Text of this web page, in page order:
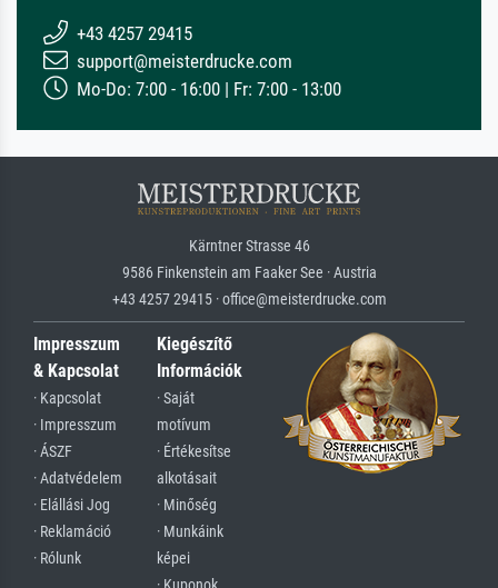
+43 4257 29415
support@meisterdrucke.com
Mo-Do: 7:00 - 16:00 | Fr: 7:00 - 13:00
Kärntner Strasse 46
9586 Finkenstein am Faaker See · Austria
+43 4257 29415 · office@meisterdrucke.com
Impresszum
& Kapcsolat
· Kapcsolat
· Impresszum
· ÁSZF
· Adatvédelem
· Elállási Jog
· Reklamáció
· Rólunk
Kiegészítő
Információk
· Saját
motívum
· Értékesítse
alkotásait
· Minőség
· Munkáink
képei